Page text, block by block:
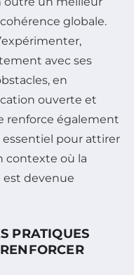
globale.
avec ses
en
ouverte et
renforce également
essentiel pour attirer
contexte où la
devenue
PRATIQUES